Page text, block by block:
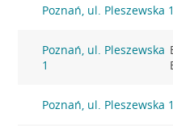
Poznań, ul. Pleszewska 1
Poznań, ul. Pleszewska
1
Poznań, ul. Pleszewska 1